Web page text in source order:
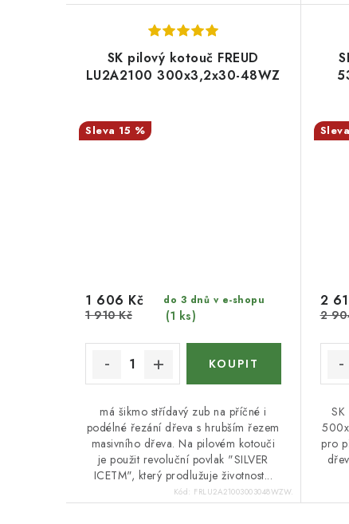
SK pilový kotouč FREUD
LU2A2100 300x3,2x30-48WZ
15 %
do 3 dnů v e-shopu
(1 ks)
1 606 Kč
1 910 Kč
má šikmo střídavý zub na příčné i
podélné řezání dřeva s hrubším řezem
masivního dřeva. Na pilovém kotouči
je použit revoluční povlak "SILVER
ICETM", který prodlužuje životnost...
Kód: FRLU2A21003003048WZW.
2
2
pro